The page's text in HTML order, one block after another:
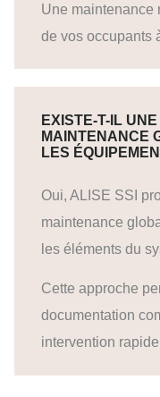
Une maintenance
de vos occupants
EXISTE-T-IL
MAINTENANCE
LES
Oui, ALISE SSI
maintenance
les éléments du
Cette approche
documentation
intervention